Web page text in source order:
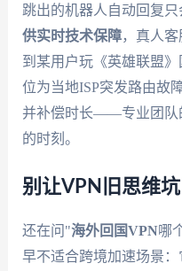
跳出的机器人自动回复只
供实时技术保障，真人客
到某用户玩《英雄联盟
位为当地ISP突发路由故
并补偿时长——专业团队
的时刻。
别让VPN旧思维
还在问"海外回国VPN哪
早不适合跨境加速场景：